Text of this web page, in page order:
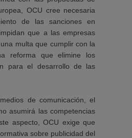
OCU cree necesaria
de las sanciones en
que a las empresas
multa que cumplir con la
reforma que elimine los
para el desarrollo de las
de comunicación, el
asumirá las competencias
aspecto, OCU exige que
sobre publicidad del